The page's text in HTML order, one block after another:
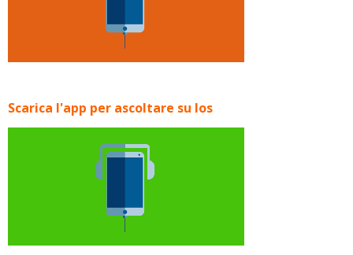
Scarica l'app per ascoltare su Ios